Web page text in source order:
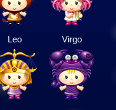
Leo Virgo